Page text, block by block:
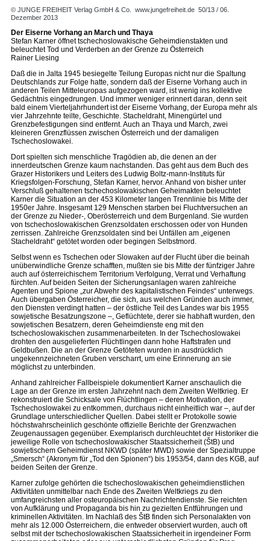
© JUNGE FREIHEIT Verlag GmbH & Co. www.jungefreiheit.de 50/13 / 06.
Dezember 2013
Der Eiserne Vorhang an March und Thaya
Stefan Karner öffnet tschechoslowakische Geheimdienstakten und
beleuchtet Tod und Verderben an der Grenze zu Österreich
Rainer Liesing
Daß die in Jalta 1945 besiegelte Teilung Europas nicht nur die Spaltung
Deutschlands zur Folge hatte, sondern daß der Eiserne Vorhang auch in
anderen Teilen Mitteleuropas aufgezogen ward, ist wenig ins kollektive
Gedächtnis eingedrungen. Und immer weniger erinnert daran, denn seit
bald einem Vierteljahrhundert ist der Eiserne Vorhang, der Europa mehr als
vier Jahrzehnte teilte, Geschichte. Stacheldraht, Minengürtel und
Grenzbefestigungen sind entfernt. Auch an Thaya und March, zwei
kleineren Grenzflüssen zwischen Österreich und der damaligen
Tschechoslowakei.
Dort spielten sich menschliche Tragödien ab, die denen an der
innerdeutschen Grenze kaum nachstanden. Das geht aus dem Buch des
Grazer Historikers und Leiters des Ludwig Boltz-mann-Instituts für
Kriegsfolgen-Forschung, Stefan Karner, hervor. Anhand von bisher unter
Verschluß gehaltenen tschechoslowakischen Geheimakten beleuchtet
Karner die Situation an der 453 Kilometer langen Trennlinie bis Mitte der
1950er Jahre. Insgesamt 129 Menschen starben bei Fluchtversuchen an
der Grenze zu Nieder-, Oberösterreich und dem Burgenland. Sie wurden
von tschechoslowakischen Grenzsoldaten erschossen oder von Hunden
zerrissen. Zahlreiche Grenzsoldaten sind bei Unfällen am „eigenen
Stacheldraht“ getötet worden oder begingen Selbstmord.
Selbst wenn es Tschechen oder Slowaken auf der Flucht über die beinah
unüberwindliche Grenze schafften, mußten sie bis Mitte der fünfziger Jahre
auch auf österreichischem Territorium Verfolgung, Verrat und Verhaftung
fürchten. Auf beiden Seiten der Sicherungsanlagen waren zahlreiche
Agenten und Spione „zur Abwehr des kapitalistischen Feindes“ unterwegs.
Auch übergaben Österreicher, die sich, aus welchen Gründen auch immer,
den Diensten verdingt hatten – der östliche Teil des Landes war bis 1955
sowjetische Besatzungszone –, Geflüchtete, derer sie habhaft wurden, den
sowjetischen Besatzern, deren Geheimdienste eng mit den
tschechoslowakischen zusammenarbeiteten. In der Tschechoslowakei
drohten den ausgelieferten Flüchtlingen dann hohe Haftstrafen und
Geldbußen. Die an der Grenze Getöteten wurden in ausdrücklich
ungekennzeichneten Gruben verscharrt, um eine Erinnerung an sie
möglichst zu unterbinden.
Anhand zahlreicher Fallbeispiele dokumentiert Karner anschaulich die
Lage an der Grenze im ersten Jahrzehnt nach dem Zweiten Weltkrieg. Er
rekonstruiert die Schicksale von Flüchtlingen – deren Motivation, der
Tschechoslowakei zu entkommen, durchaus nicht einheitlich war –, auf der
Grundlage unterschiedlicher Quellen. Dabei stellt er Protokolle sowie
höchstwahrscheinlich geschönte offizielle Berichte der Grenzwachen
Zeugenaussagen gegenüber. Exemplarisch durchleuchtet der Historiker die
jeweilige Rolle von tschechoslowakischer Staatssicherheit (ŠtB) und
sowjetischem Geheimdienst NKWD (später MWD) sowie der Spezialtruppe
„Smersch“ (Akronym für „Tod den Spionen“) bis 1953/54, dann des KGB, auf
beiden Seiten der Grenze.
Karner zufolge gehörten die tschechoslowakischen geheimdienstlichen
Aktivitäten unmittelbar nach Ende des Zweiten Weltkriegs zu den
umfangreichsten aller osteuropäischen Nachrichtendienste. Sie reichten
von Aufklärung und Propaganda bis hin zu gezielten Entführungen und
kriminellen Aktivitäten. Im Nachlaß des ŠtB finden sich Personalakten von
mehr als 12.000 Österreichern, die entweder observiert wurden, auch oft
selbst mit der tschechoslowakischen Staatssicherheit in irgendeiner Form